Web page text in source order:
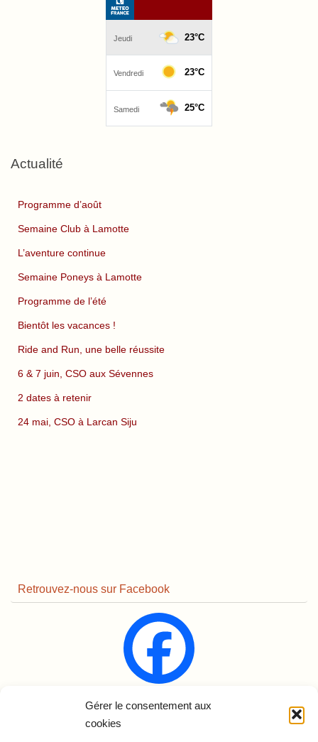
Gérer le consentement aux
cookies
Actualité
Programme d’août
Semaine Club à Lamotte
L’aventure continue
Semaine Poneys à Lamotte
Programme de l’été
Bientôt les vacances !
Ride and Run, une belle réussite
6 & 7 juin, CSO aux Sévennes
2 dates à retenir
24 mai, CSO à Larcan Siju
Retrouvez-nous sur Facebook